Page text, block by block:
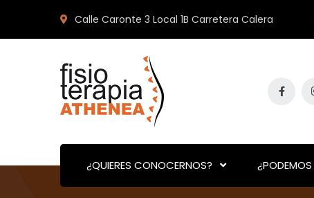
Calle Caronte 3 Local 1B Carretera Calera
¿QUIERES CONOCERNOS?